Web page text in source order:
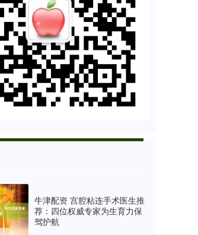
牛津配资 宫腔粘连手术医生推
荐：四位权威专家为生育力保
驾护航